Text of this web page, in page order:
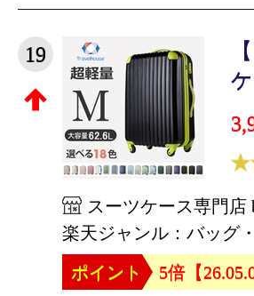
19
スーツケース専門店
楽天ジャンル：バッグ
ポイント
5倍【